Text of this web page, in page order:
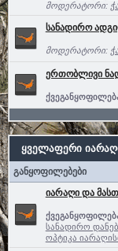
მოდერატორი:
სანადირო
მოდერატორი:
ერთობლივი
ყველაფერი
განყოფილებები
იარაღი და
სანადირო
ოპტიკა